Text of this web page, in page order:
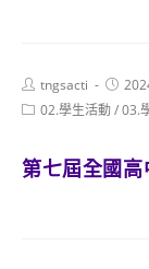
Post
author:
tngsacti
Post
Post02.學生活動/03.
第七屆全國